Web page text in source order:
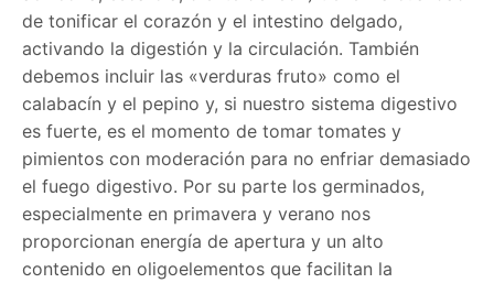
de tonificar el corazón y el intestino delgado,
activando la digestión y la circulación. También
debemos incluir las «verduras fruto» como el
calabacín y el pepino y, si nuestro sistema digestivo
es fuerte, es el momento de tomar tomates y
pimientos con moderación para no enfriar demasiado
el fuego digestivo. Por su parte los germinados,
especialmente en primavera y verano nos
proporcionan energía de apertura y un alto
contenido en oligoelementos que facilitan la